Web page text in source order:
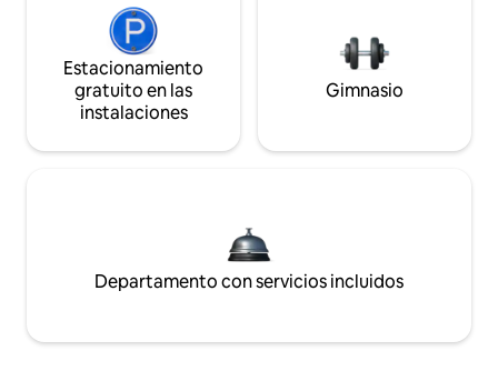
Estacionamiento
gratuito en las
instalaciones
Gimnasio
Departamento con servicios incluidos